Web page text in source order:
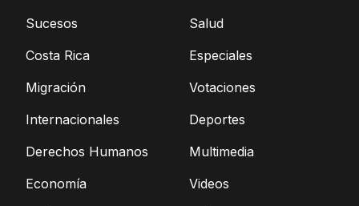
Sucesos
Costa Rica
Migración
Internacionales
Derechos Humanos
Economía
Salud
Especiales
Votaciones
Deportes
Multimedia
Videos